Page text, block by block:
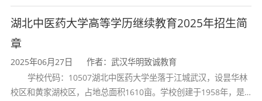
计专业素养和学历层次，注重将学生在职在岗的
毕业生应具备以下核心素养：
会计理论基础：系统掌握会计学、审计学的
构颁发的大学专科毕业证书的人
湖北中医药大学高等学历继续教育2025年招生简
章
2025年06月27日
作者：武汉华明致诚教育
学校代码：10507湖北中医药大学坐落于江城武汉，设昙华林
校区和黄家湖校区，占地总面积1610亩。学校创建于1958年，是